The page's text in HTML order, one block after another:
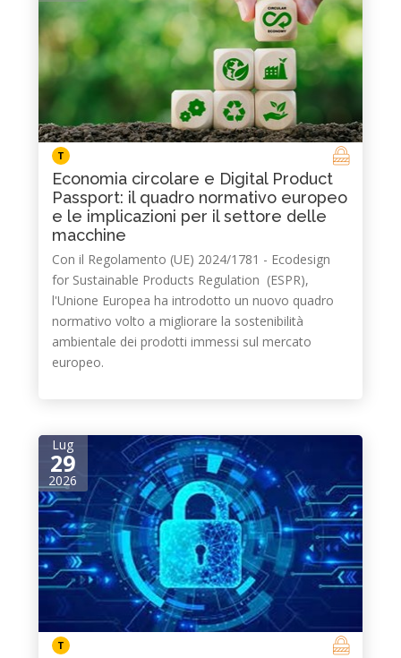
T
Economia circolare e Digital Product
Passport: il quadro normativo europeo
e le implicazioni per il settore delle
macchine
Con il Regolamento (UE) 2024/1781 - Ecodesign
for Sustainable Products Regulation (ESPR),
l'Unione Europea ha introdotto un nuovo quadro
normativo volto a migliorare la sostenibilità
ambientale dei prodotti immessi sul mercato
europeo.
Lug
29
2026
T